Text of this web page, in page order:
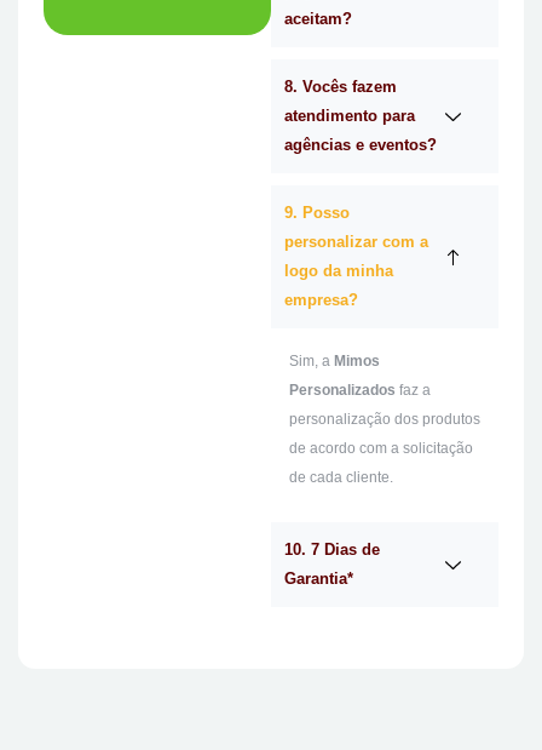
aceitam?
8. Vocês fazem
atendimento para
agências e eventos?
9. Posso
personalizar com a
logo da minha
empresa?
Sim, a Mimos
Personalizados faz a
personalização dos produtos
de acordo com a solicitação
de cada cliente.
10. 7 Dias de
Garantia*